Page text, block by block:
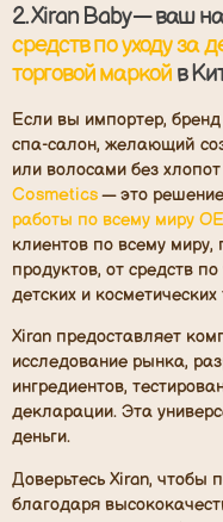
2. Xiran Baby — ваш
средств по уходу за
торговой маркой в
Если вы импортер,
спа-салон, желающий
или волосами без
Cosmetics— это
работы по всему миру
клиентов по всему
продуктов, от средств
детских и косметических
Xiran предоставляет
исследование рынка,
ингредиентов,
декларации. Эта
деньги.
Доверьтесь Xiran, чтобы
благодаря